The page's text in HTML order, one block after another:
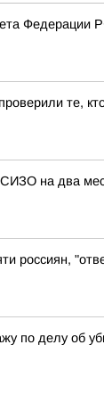
Федерации
те,
на два
россиян,
по делу об